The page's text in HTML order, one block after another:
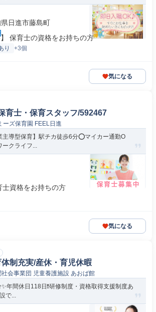
日進市藤島町
保育士の資格をお持ちの方
り +3個
気になる
育士・保育スタッフ/592467
ーズ保育園 FEEL日進
主導型保育】駅チカ徒歩6分⭕️マイカー通勤O
ークライフ...
士資格をお持ちの方
気になる
制充実/産休・育児休暇
会事業団 児童養護施設 あおば館
✨年間休日118日❗️研修制度・資格取得支援制度あ
で...